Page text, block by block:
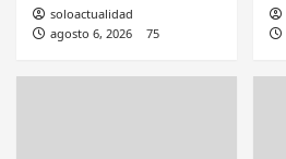
soloactualidad
agosto 6, 2026
75